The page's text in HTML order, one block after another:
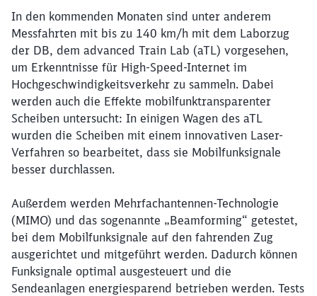
In den kommenden Monaten sind unter anderem
Messfahrten mit bis zu 140 km/h mit dem Laborzug
der DB, dem advanced Train Lab (aTL) vorgesehen,
um Erkenntnisse für High-Speed-Internet im
Hochgeschwindigkeits­verkehr zu sammeln. Dabei
werden auch die Effekte mobilfunk­transparenter
Scheiben untersucht: In einigen Wagen des aTL
wurden die Scheiben mit einem innovativen Laser-
Verfahren so bearbeitet, dass sie Mobilfunksignale
besser durchlassen.
Außerdem werden Mehrfachantennen-Technologie
(MIMO) und das sogenannte „Beamforming“ getestet,
bei dem Mobilfunksignale auf den fahrenden Zug
ausgerichtet und mitgeführt werden. Dadurch können
Funksignale optimal ausgesteuert und die
Sendeanlagen energiesparend betrieben werden. Tests